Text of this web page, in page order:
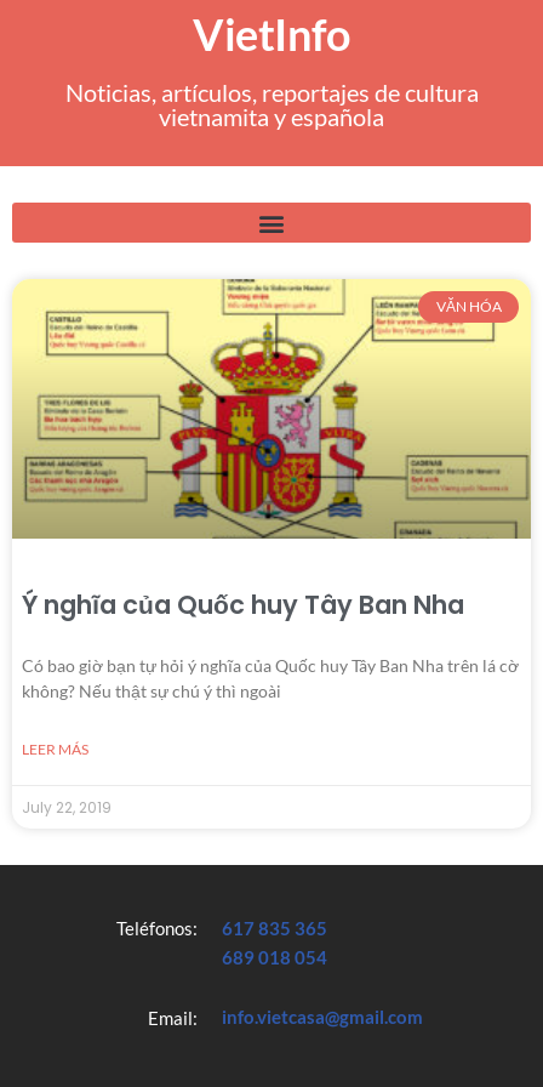
VietInfo
Noticias, artículos, reportajes de cultura
vietnamita y española
VĂN HÓA
Ý nghĩa của Quốc huy Tây Ban Nha
Có bao giờ bạn tự hỏi ý nghĩa của Quốc huy Tây Ban Nha trên lá cờ
không? Nếu thật sự chú ý thì ngoài
LEER MÁS
July 22, 2019
Teléfonos:
Email:
617 835 365
689 018 054
info.vietcasa@gmail.com